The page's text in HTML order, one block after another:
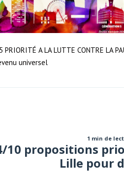
PRIORITÉ A LA LUTTE CONTRE LA
universel
1 min de
10 propositions
Lille pour